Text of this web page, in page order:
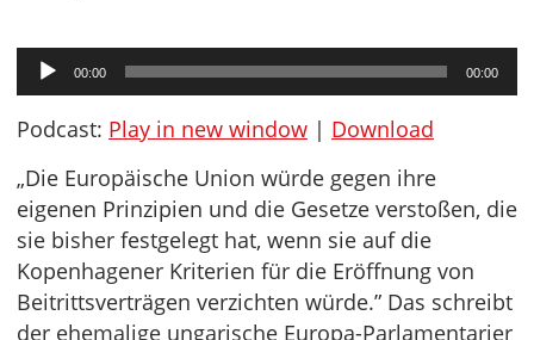
Audio-
Player
00:00 00:00
Podcast: Play in new window | Download
„Die Europäische Union würde gegen ihre
eigenen Prinzipien und die Gesetze verstoßen, die
sie bisher festgelegt hat, wenn sie auf die
Kopenhagener Kriterien für die Eröffnung von
Beitrittsverträgen verzichten würde.” Das schreibt
der ehemalige ungarische Europa-Parlamentarier